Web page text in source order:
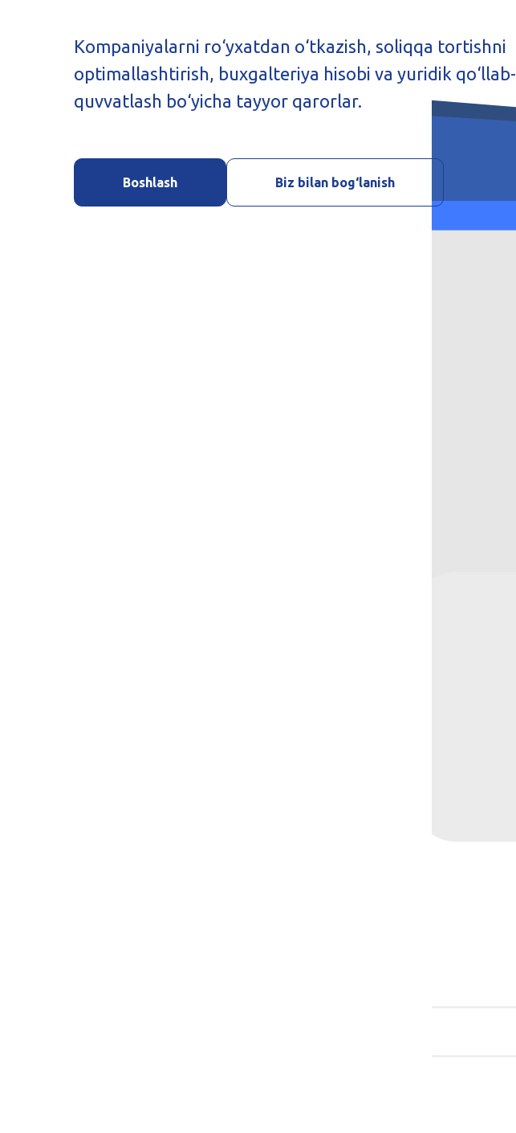
Kompaniyalarni ro‘yxatdan o‘tkazish, soliqqa tortishni
optimallashtirish, buxgalteriya hisobi va yuridik qo‘llab-
quvvatlash bo‘yicha tayyor qarorlar.
Boshlash Biz bilan bog‘lanish